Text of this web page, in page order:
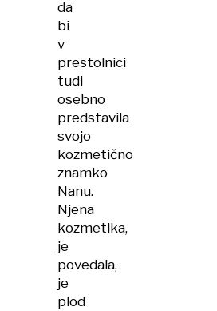
da
bi
v
prestolnici
tudi
osebno
predstavila
svojo
kozmetično
znamko
Nanu.
Njena
kozmetika,
je
povedala,
je
plod